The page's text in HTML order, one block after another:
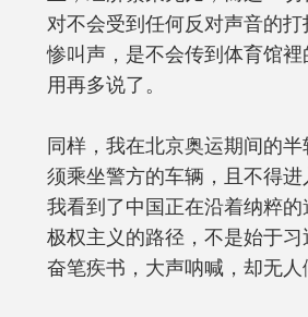
对不会受到任何反对声音的
惨叫声，是不会传到体育馆
用再多说了。
同样，我在北京奥运期间的
须乘坐警方的车辆，且不得
我看到了中国正在沿着纳粹
极权主义的路径，不是始于
奋笔疾书，大声呐喊，却无人